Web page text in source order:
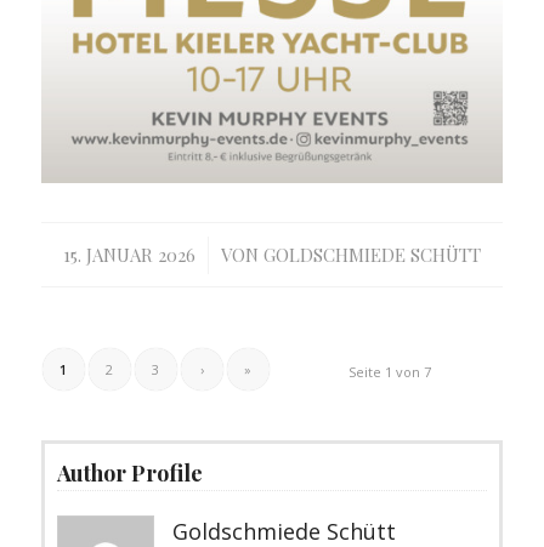
15. JANUAR 2026
/ VON GOLDSCHMIEDE SCHÜTT
Seite 1 von 7
1 2 3 › »
Author Profile
Goldschmiede Schütt